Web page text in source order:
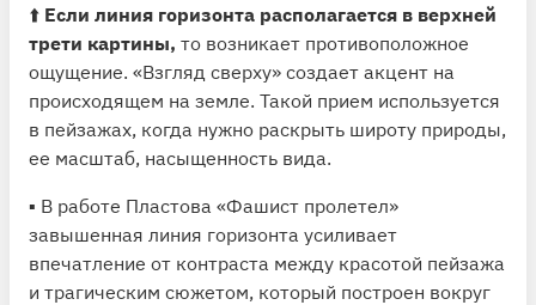
⬆️ Если линия горизонта располагается в верхней
трети картины, то возникает противоположное
ощущение. «Взгляд сверху» создает акцент на
происходящем на земле. Такой прием используется
в пейзажах, когда нужно раскрыть широту природы,
ее масштаб, насыщенность вида.
▪️ В работе Пластова «Фашист пролетел»
завышенная линия горизонта усиливает
впечатление от контраста между красотой пейзажа
и трагическим сюжетом, который построен вокруг